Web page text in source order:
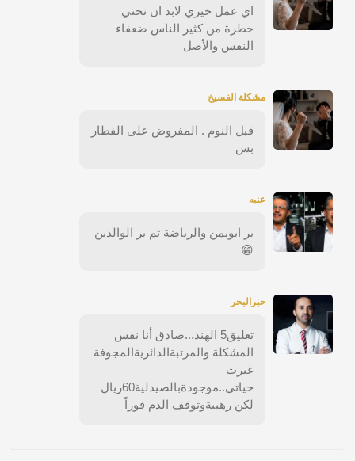
اي عمل خيري لابد ان تجني
خطرة من كثير الناس ضعفاء
النفس والأصل
مشكلة الفسيخ
قبل النوم . المفروض على الفطار
بس
عنبه
بر ابويمن والرياضة ثم بر الوالدين
😁
حبرالبحر
تعليق5 الهند...صادق أنا نفس
المشكلة والمرتبةالدائريةالمجوفة
غيرت
حياتي..موجودةبالصيدلية60ريال
لكن رهيبةوتوقف الدم فوراً